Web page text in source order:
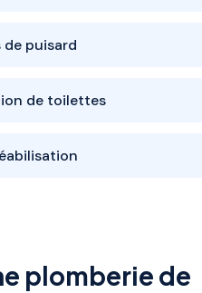
de puisard
de toilettes
plomberie de